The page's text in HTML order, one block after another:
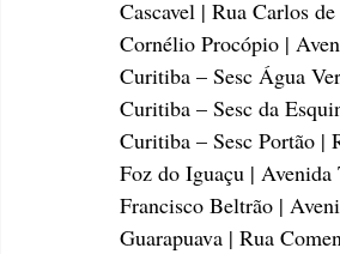
Cascavel | Rua Carlos
Cornélio Procópio |
Curitiba – Sesc Água
Curitiba – Sesc da
Curitiba – Sesc Portão |
Foz do Iguaçu |
Francisco Beltrão |
Guarapuava | Rua